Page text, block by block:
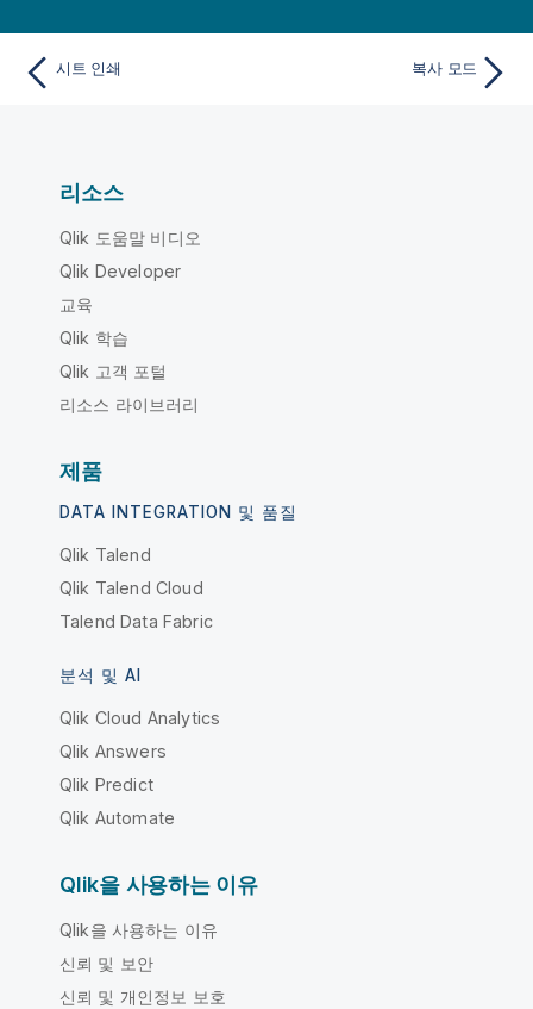
시트 인쇄 복사 모드
리소스
Qlik 도움말 비디오
Qlik Developer
교육
Qlik 학습
Qlik 고객 포털
리소스 라이브러리
제품
DATA INTEGRATION 및 품질
Qlik Talend
Qlik Talend Cloud
Talend Data Fabric
분석 및 AI
Qlik Cloud Analytics
Qlik Answers
Qlik Predict
Qlik Automate
Qlik을 사용하는 이유
Qlik을 사용하는 이유
신뢰 및 보안
신뢰 및 개인정보 보호